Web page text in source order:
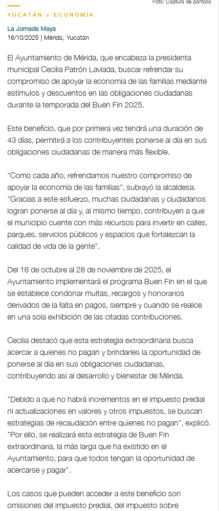
YUCATÁN > ECONOMÍA
La Jornada Maya
16/10/2025 | Mérida, Yucatán
El Ayuntamiento de Mérida, que encabeza la presidenta
municipal Cecilia Patrón Laviada, buscar refrendar su
compromiso de apoyar la economía de las familias mediante
estímulos y descuentos en las obligaciones ciudadanas
durante la temporada del Buen Fin 2025.
Este beneficio, que por primera vez tendrá una duración de
43 días, permitirá a los contribuyentes ponerse al día en sus
obligaciones ciudadanas de manera más flexible.
"Como cada año, refrendamos nuestro compromiso de
apoyar la economía de las familias", subrayó la alcaldesa.
"Gracias a este esfuerzo, muchas ciudadanas y ciudadanos
logran ponerse al día y, al mismo tiempo, contribuyen a que
el municipio cuente con más recursos para invertir en calles,
parques, servicios públicos y espacios que fortalezcan la
calidad de vida de la gente".
Del 16 de octubre al 28 de noviembre de 2025, el
Ayuntamiento implementará el programa Buen Fin en el que
se establece condonar multas, recargos y honorarios
derivados de la falta en pagos, siempre y cuando se realice
en una sola exhibición de las citadas contribuciones.
Cecilia destacó que esta estrategia extraordinaria busca
acercar a quienes no pagan y brindarles la oportunidad de
ponerse al día en sus obligaciones ciudadanas,
contribuyendo así al desarrollo y bienestar de Mérida.
"Debido a que no habrá incrementos en el impuesto predial
ni actualizaciones en valores y otros impuestos, se buscan
estrategias de recaudación entre quienes no pagan", explicó.
"Por ello, se realizará esta estrategia de Buen Fin
extraordinaria, la más larga que ha existido en el
Ayuntamiento, para que todos tengan la oportunidad de
acercarse y pagar".
Los casos que pueden acceder a este beneficio son
omisiones del impuesto predial, del impuesto sobre